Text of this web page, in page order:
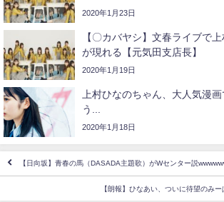
2020年1月23日
【〇カバヤシ】文春ライブで
が現れる【元気田支店長】
2020年1月19日
上村ひなのちゃん、大人気漫
う...
2020年1月18日
【日向坂】青春の馬（DASADA主題歌）がWセンター説
【朗報】ひなあい、ついに待望のみ